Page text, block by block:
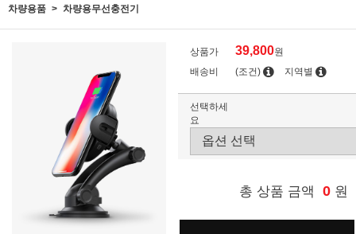
차량용품 차량용무선충전기
상품가 39,800원
배송비
(조건) 지역별
선택하세
요
총 상품 금액 0 원